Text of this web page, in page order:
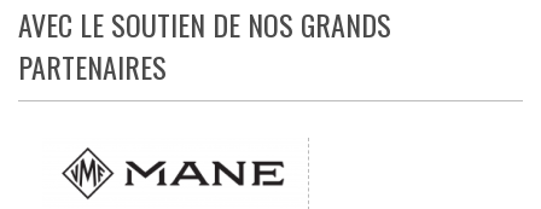
AVEC LE SOUTIEN DE NOS GRANDS
PARTENAIRES